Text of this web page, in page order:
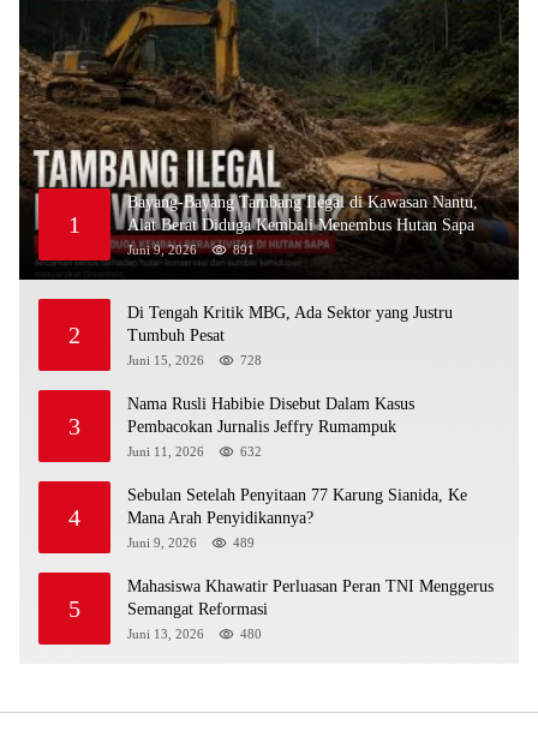
1
Bayang-Bayang Tambang Ilegal di Kawasan Nantu,
Alat Berat Diduga Kembali Menembus Hutan Sapa
Juni 9, 2026 891
2
Di Tengah Kritik MBG, Ada Sektor yang Justru
Tumbuh Pesat
Juni 15, 2026 728
3
Nama Rusli Habibie Disebut Dalam Kasus
Pembacokan Jurnalis Jeffry Rumampuk
Juni 11, 2026 632
4
Sebulan Setelah Penyitaan 77 Karung Sianida, Ke
Mana Arah Penyidikannya?
Juni 9, 2026 489
5
Mahasiswa Khawatir Perluasan Peran TNI Menggerus
Semangat Reformasi
Juni 13, 2026 480